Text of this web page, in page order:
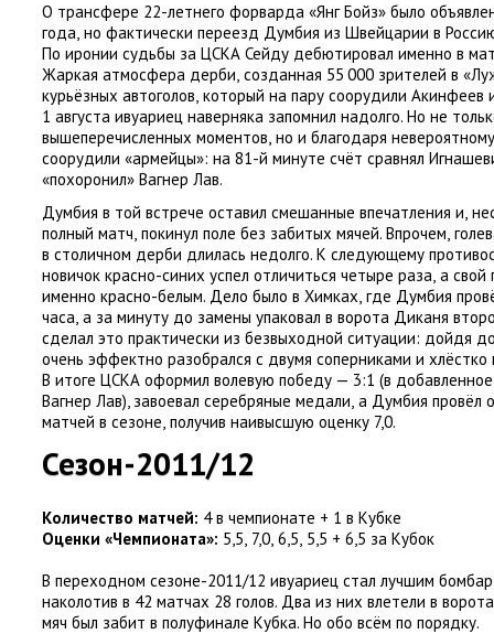
О трансфере 22-летнего форварда «Янг Бойз» было
года, но фактически переезд Думбия из Швейцарии в
По иронии судьбы за ЦСКА Сейду дебютировал именно в
Жаркая атмосфера дерби, созданная 55 000 зрителей в
курьёзных автоголов, который на пару соорудили Акинфеев
1 августа ивуариец наверняка запомнил надолго. Но не
вышеперечисленных моментов, но и благодаря невероятному
соорудили «армейцы»: на 81-й минуте счёт сравнял
«похоронил» Вагнер Лав.
Думбия в той встрече оставил смешанные впечатления и,
полный матч, покинул поле без забитых мячей. Впрочем,
в столичном дерби длилась недолго. К следующему
новичок красно-синих успел отличиться четыре раза, а свой
именно красно-белым. Дело было в Химках, где Думбия
часа, а за минуту до замены упаковал в ворота Диканя
сделал это практически из безвыходной ситуации: дойдя
очень эффектно разобрался с двумя соперниками и хлёстко
В итоге ЦСКА оформил волевую победу — 3:1 (в
Вагнер Лав), завоевал серебряные медали, а Думбия провёл
матчей в сезоне, получив наивысшую оценку 7,0.
Сезон-2011/12
Количество матчей: 4 в чемпионате + 1 в Кубке
Оценки «Чемпионата»: 5,5, 7,0, 6,5, 5,5 + 6,5 за Кубок
В переходном сезоне-2011/12 ивуариец стал лучшим
наколотив в 42 матчах 28 голов. Два из них влетели в ворота
мяч был забит в полуфинале Кубка. Но обо всём по порядку.